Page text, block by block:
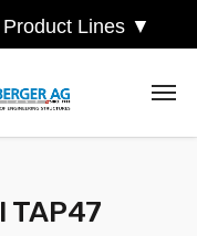
Product Lines ▼
TAP47